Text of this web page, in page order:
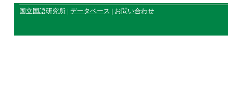
国立国語研究所 | データベース | お問い合わせ